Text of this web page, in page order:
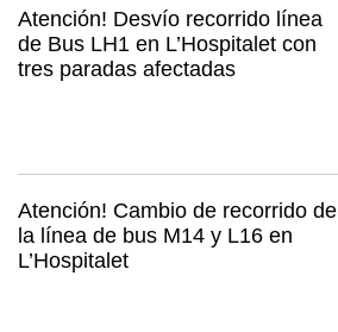
Atención! Desvío recorrido línea
de Bus LH1 en L’Hospitalet con
tres paradas afectadas
Atención! Cambio de recorrido de
la línea de bus M14 y L16 en
L’Hospitalet